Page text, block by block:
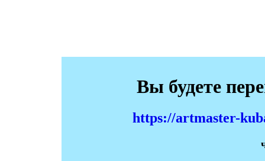
Вы будете
https://artmaster-